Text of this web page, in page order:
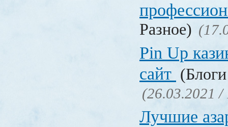
Разное)
Pin Up
сайт
(26.03.2021 /
Лучшие